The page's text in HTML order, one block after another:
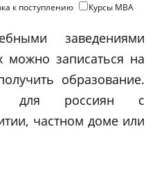
к поступлению Курсы МВА
заведениями
можно записаться на
образование.
для россиян с
частном доме или